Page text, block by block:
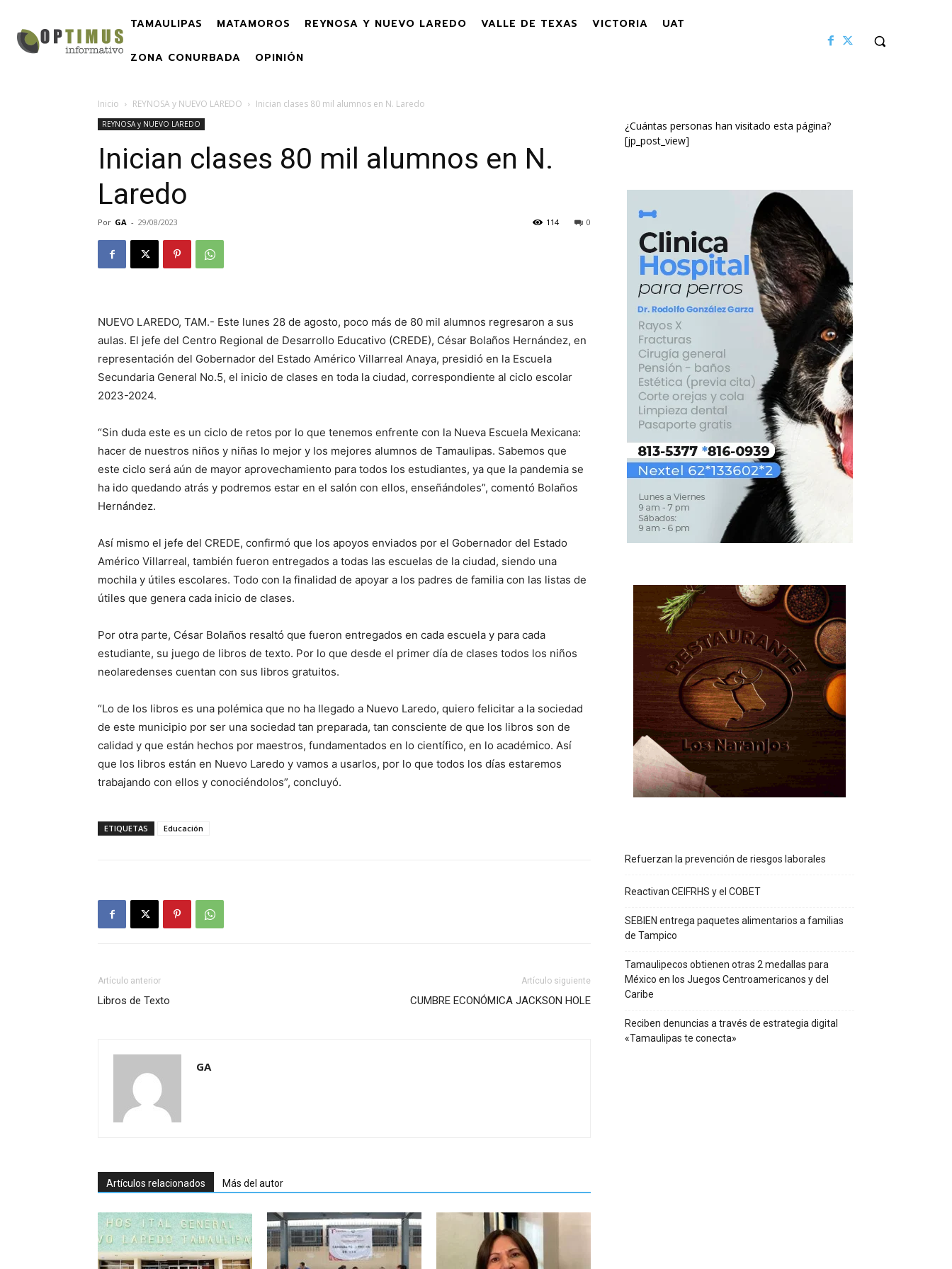
TAMAULIPAS MATAMOROS REYNOSA Y NUEVO LAREDO VALLE DE TEXAS VICTORIA UAT
ZONA CONURBADA OPINIÓN
Inicio REYNOSA y NUEVO LAREDO Inician clases 80 mil alumnos en N. Laredo
REYNOSA y NUEVO LAREDO
Inician clases 80 mil alumnos en N.
Laredo
Por GA - 29/08/2023 0
114
NUEVO LAREDO, TAM.- Este lunes 28 de agosto, poco más de 80 mil alumnos regresaron a sus
aulas. El jefe del Centro Regional de Desarrollo Educativo (CREDE), César Bolaños Hernández, en
representación del Gobernador del Estado Américo Villarreal Anaya, presidió en la Escuela
Secundaria General No.5, el inicio de clases en toda la ciudad, correspondiente al ciclo escolar
2023-2024.
“Sin duda este es un ciclo de retos por lo que tenemos enfrente con la Nueva Escuela Mexicana:
hacer de nuestros niños y niñas lo mejor y los mejores alumnos de Tamaulipas. Sabemos que
este ciclo será aún de mayor aprovechamiento para todos los estudiantes, ya que la pandemia se
ha ido quedando atrás y podremos estar en el salón con ellos, enseñándoles”, comentó Bolaños
Hernández.
Así mismo el jefe del CREDE, confirmó que los apoyos enviados por el Gobernador del Estado
Américo Villarreal, también fueron entregados a todas las escuelas de la ciudad, siendo una
mochila y útiles escolares. Todo con la finalidad de apoyar a los padres de familia con las listas de
útiles que genera cada inicio de clases.
Por otra parte, César Bolaños resaltó que fueron entregados en cada escuela y para cada
estudiante, su juego de libros de texto. Por lo que desde el primer día de clases todos los niños
neolaredenses cuentan con sus libros gratuitos.
“Lo de los libros es una polémica que no ha llegado a Nuevo Laredo, quiero felicitar a la sociedad
de este municipio por ser una sociedad tan preparada, tan consciente de que los libros son de
calidad y que están hechos por maestros, fundamentados en lo científico, en lo académico. Así
que los libros están en Nuevo Laredo y vamos a usarlos, por lo que todos los días estaremos
trabajando con ellos y conociéndolos”, concluyó.
ETIQUETAS Educación
Artículo anterior
Libros de Texto
Artículo siguiente
CUMBRE ECONÓMICA JACKSON HOLE
GA
Artículos relacionados Más del autor
¿Cuántas personas han visitado esta página?
[jp_post_view]
Refuerzan la prevención de riesgos laborales
Reactivan CEIFRHS y el COBET
SEBIEN entrega paquetes alimentarios a familias
de Tampico
Tamaulipecos obtienen otras 2 medallas para
México en los Juegos Centroamericanos y del
Caribe
Reciben denuncias a través de estrategia digital
«Tamaulipas te conecta»